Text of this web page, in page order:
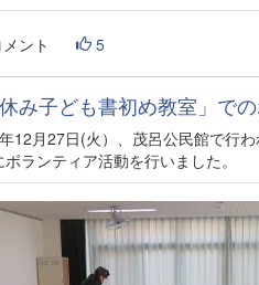
ント 5
み子ども書初め教室」で
12月27日(火）、茂呂公民館で行
ランティア活動を行いました。